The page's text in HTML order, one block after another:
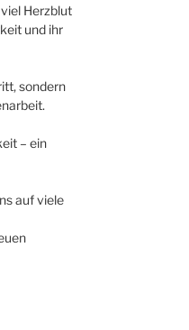
Herzblut
und ihr
sondern
– ein
auf viele